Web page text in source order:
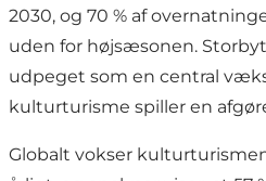
2030, og 70 % af
uden for højsæsonen.
udpeget som en central
kulturturisme spiller en
Globalt vokser